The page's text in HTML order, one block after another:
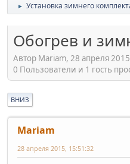
► Установка зимнего
Обогрев и
Автор Mariam, 28 апреля
0 Пользователи и 1 гость
ВНИЗ
Mariam
28 апреля 2015, 15:51:32